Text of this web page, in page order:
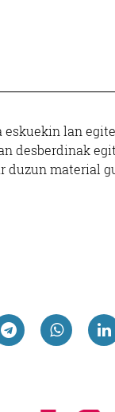
lan
desberdinak
duzun material